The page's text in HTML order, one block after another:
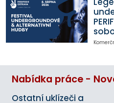
Nabídka práce -
Ostatní uklízeči a